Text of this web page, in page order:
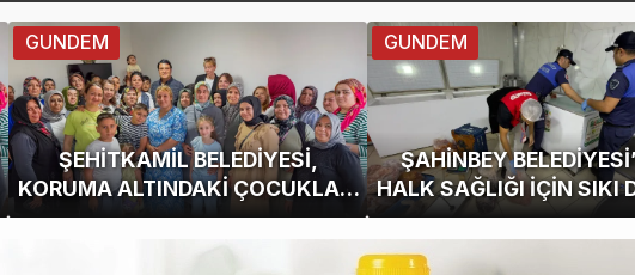
ŞEHİTKAMİL BELEDİYESİ,
KORUMA ALTINDAKİ ÇOCUKLARI
SPORLA BULUŞTURUYOR
GUNDEM
ŞAHİNBEY
HALK SAĞLIĞI İÇİN SIKI
GUNDEM